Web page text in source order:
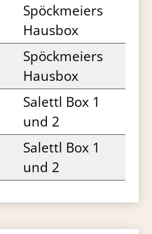
Spöckmeiers
Hausbox
Spöckmeiers
Hausbox
Salettl Box 1
und 2
Salettl Box 1
und 2